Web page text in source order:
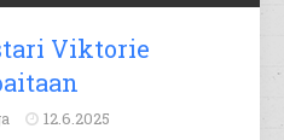
Viktorie
12.6.2025